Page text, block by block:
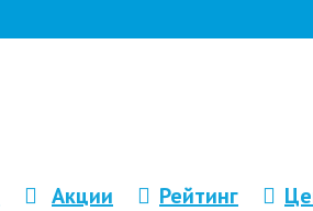
Акции Рейтинг